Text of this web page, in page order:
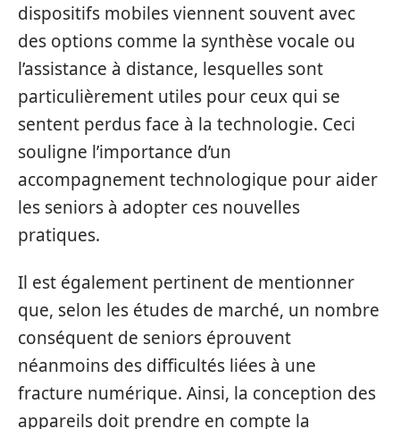
dispositifs mobiles viennent souvent avec
des options comme la synthèse vocale ou
l’assistance à distance, lesquelles sont
particulièrement utiles pour ceux qui se
sentent perdus face à la technologie. Ceci
souligne l’importance d’un
accompagnement technologique pour aider
les seniors à adopter ces nouvelles
pratiques.
Il est également pertinent de mentionner
que, selon les études de marché, un nombre
conséquent de seniors éprouvent
néanmoins des difficultés liées à une
fracture numérique. Ainsi, la conception des
appareils doit prendre en compte la